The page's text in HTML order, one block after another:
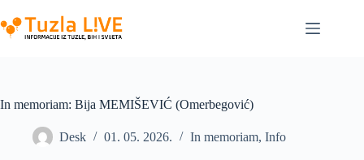
to
content
In memoriam: Bija MEMIŠEVIĆ (Omerbegović)
Desk 01. 05. 2026. In memoriam, Info